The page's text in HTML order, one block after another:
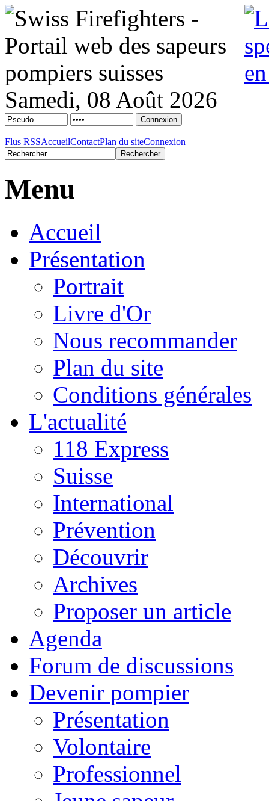
Samedi, 08 Août 2026
Flus RSSAccueilContactPlan du siteConnexion
Menu
Accueil
Présentation
Portrait
Livre d'Or
Nous recommander
Plan du site
Conditions générales
L'actualité
118 Express
Suisse
International
Prévention
Découvrir
Archives
Proposer un article
Agenda
Forum de discussions
Devenir pompier
Présentation
Volontaire
Professionnel